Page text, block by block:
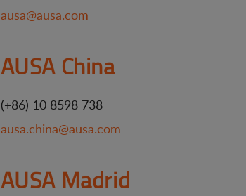
ausa@ausa.com
AUSA China
(+86) 10 8598 738
ausa.china@ausa.com
AUSA Madrid